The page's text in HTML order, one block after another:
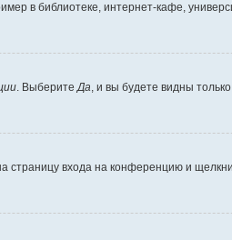
в библиотеке, интернет-кафе,
. ВыберитеДа, и вы будете видны
страницу входа на конференцию и